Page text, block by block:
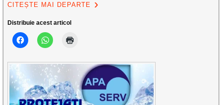
CITEȘTE MAI DEPARTE
Distribuie acest articol